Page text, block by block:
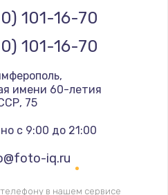
реле
101-16-70
101-16-70
,
75
с 9:00 до 21:00
iq.ru
в нашем сервисе